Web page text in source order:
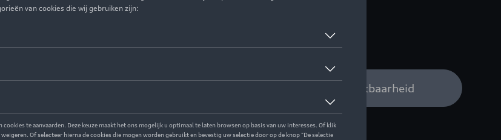
Contacteer uw Audi verdeler voor beschikbaarheid